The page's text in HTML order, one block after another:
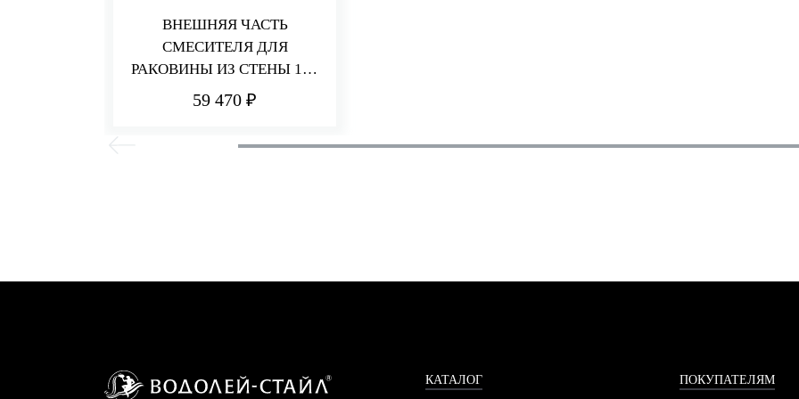
ВНЕШНЯЯ ЧАСТЬ
СМЕСИТЕЛЯ ДЛЯ
РАКОВИНЫ ИЗ СТЕНЫ 185
ММ Q30
59 470 ₽
КАТАЛОГ ПОКУПАТЕЛЯМ